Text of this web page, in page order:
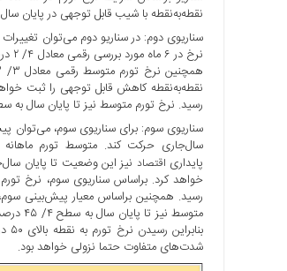
نقطه‌به‌نقطه با شیب قابل توجهی در پایان سال
رسید. نرخ تورم متوسط نیز تا پایان سال به سطح ۳/ ۳۹ درصد
پایداری اقتصاد نیز این وضعیت تا پایان
شدت‌های متفاوت حتما نزولی خواهد بود.